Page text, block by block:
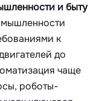
и быту
к
до
чаще
роботы-